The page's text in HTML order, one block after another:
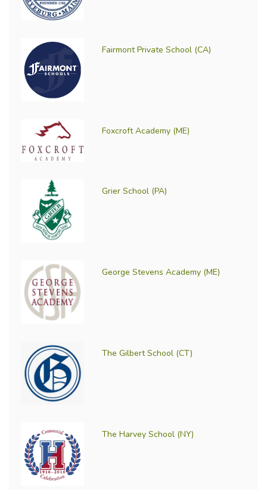
Fairmont Private School (CA)
Foxcroft Academy (ME)
Grier School (PA)
George Stevens Academy (ME)
The Gilbert School (CT)
The Harvey School (NY)